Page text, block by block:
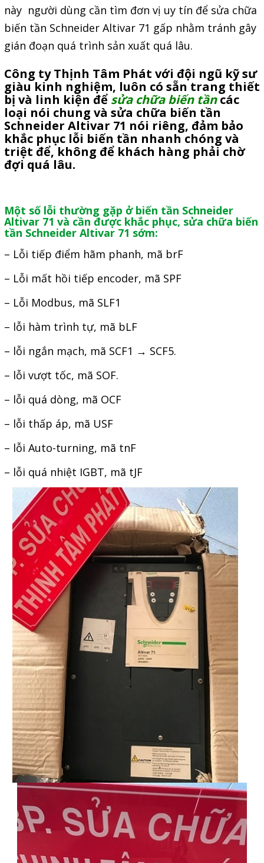
này người dùng cần tìm đơn vị uy tín để sửa chữa
biến tần Schneider Altivar 71 gấp nhằm tránh gây
gián đoạn quá trình sản xuất quá lâu.
Công ty Thịnh Tâm Phát với đội ngũ kỹ sư
giàu kinh nghiệm, luôn có sẵn trang thiết
bị và linh kiện để sửa chữa biến tầncác
loại nói chung và sửa chữa biến tần
Schneider Altivar 71 nói riêng, đảm bảo
khắc phục lỗi biến tần nhanh chóng và
triệt để, không để khách hàng phải chờ
đợi quá lâu.
Một số lỗi thường gặp ở biến tần Schneider
Altivar 71 và cần được khắc phục, sửa chữa biến
tần Schneider Altivar 71 sớm:
– Lỗi tiếp điểm hãm phanh, mã brF
– Lỗi mất hồi tiếp encoder, mã SPF
– Lỗi Modbus, mã SLF1
– lỗi hàm trình tự, mã bLF
– lỗi ngắn mạch, mã SCF1 → SCF5.
– lỗi vượt tốc, mã SOF.
– lỗi quá dòng, mã OCF
– lỗi thấp áp, mã USF
– lỗi Auto-turning, mã tnF
– lỗi quá nhiệt IGBT, mã tJF
PLC - Bộ lập trình PLC
Biến tần
Máy tính công nghiệp
Motor Servo / Driver Servo
Cáp lập trình PLC - HMI -
Servo
Cân Điện Tử
Thiết bị thu thập dữ liệu,
truyền và lưu trữ dữ liệu
sát
Thiết bị cảnh báo
Thiết bị đo lường - Cảm biến
Bộ điều khiển nhiệt độ
Bộ đếm - Bộ hẹn giờ
Giới thiệu
Dịch vụ
Thiết kế phần mềm giám sát
và quản lý
Thiết kế tủ điện công nghiệp
Sửa chữa biến tần
Sửa chữa PLC
Sửa chữa màn hình HMI
Sửa Bộ điều khiển Servo, Bộ
điều khiển motor bước
Sửa chữa bộ nguồn
Sửa motor - Quấn motor
Sửa Cân Điện Tử
Lập trình PLC
Lập trình màn hình HMI
Lập trình hệ thống Scada
Lập trình hệ thống Servo
Crack password PLC
Crack password HMI
Lấy Chương Trình HMI
Thông tin hữu ích